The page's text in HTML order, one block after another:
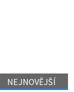
NEJNOVĚJŠÍ